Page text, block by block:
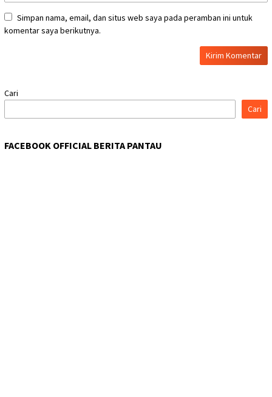
Simpan nama, email, dan situs web saya pada peramban ini untuk
komentar saya berikutnya.
Cari
Cari
FACEBOOK OFFICIAL BERITA PANTAU